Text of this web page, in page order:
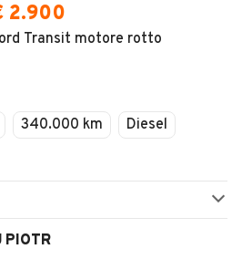
2.900
Transit motore rotto
340.000 km
Diesel
PIOTR